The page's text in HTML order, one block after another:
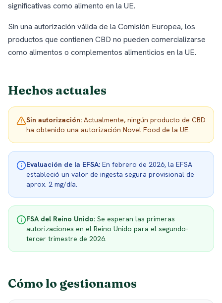
significativas como alimento en la UE.
Sin una autorización válida de la Comisión Europea, los
productos que contienen CBD no pueden comercializarse
como alimentos o complementos alimenticios en la UE.
Hechos actuales
Sin autorización: Actualmente, ningún producto de CBD
ha obtenido una autorización Novel Food de la UE.
Evaluación de la EFSA: En febrero de 2026, la EFSA
estableció un valor de ingesta segura provisional de
aprox. 2 mg/día.
FSA del Reino Unido: Se esperan las primeras
autorizaciones en el Reino Unido para el segundo-
tercer trimestre de 2026.
Cómo lo gestionamos